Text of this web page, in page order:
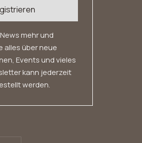
mehr und
alles über neue
Events und vieles
kann jederzeit
werden.